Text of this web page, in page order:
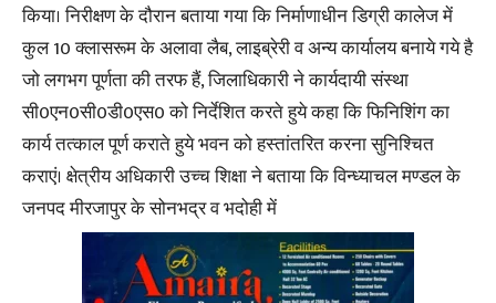
किया। निरीक्षण के दौरान बताया गया कि निर्माणाधीन डिग्री कालेज में
कुल 10 क्लासरूम के अलावा लैब, लाइब्रेरी व अन्य कार्यालय बनाये गये है
जो लगभग पूर्णता की तरफ हैं, जिलाधिकारी ने कार्यदायी संस्था
सी0एन0सी0डी0एस0 को निर्देशित करते हुये कहा कि फिनिशिंग का
कार्य तत्काल पूर्ण कराते हुये भवन को हस्तांतरित करना सुनिश्चित
कराएं। क्षेत्रीय अधिकारी उच्च शिक्षा ने बताया कि विन्ध्याचल मण्डल के
जनपद मीरजापुर के सोनभद्र व भदोही में